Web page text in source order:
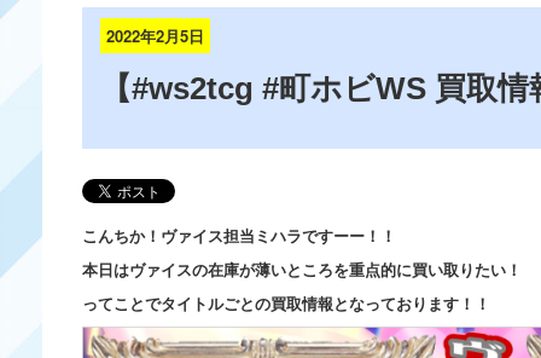
2022年2月5日
【#ws2tcg #町ホビWS 買取情
こんちか！ヴァイス担当ミハラですーー！！
本日はヴァイスの在庫が薄いところを重点的に買い取りたい！
ってことでタイトルごとの買取情報となっております！！